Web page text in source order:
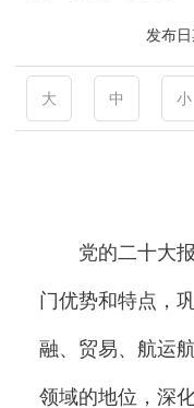
发布日
大 中 小
党的二十大报
门优势和特点，
融、贸易、航运
领域的地位，深